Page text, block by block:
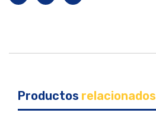
Productos relacionados